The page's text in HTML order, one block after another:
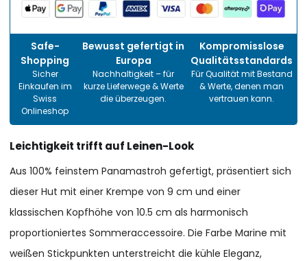
Safe-
Shopping
Sicher
Einkaufen im
Swiss
Onlineshop
Bewusst gefertigt in
Europa
Nachhaltigkeit – für
kurze Lieferwege & Werte
die überzeugen.
Kompromisslose
Qualitätsstandards
Für Qualität mit Bestand
& Werte, denen man
vertrauen kann.
Leichtigkeit trifft auf Leinen-Look
Aus 100% feinstem Panamastroh gefertigt, präsentiert sich
dieser Hut mit einer Krempe von 9 cm und einer
klassischen Kopfhöhe von 10.5 cm als harmonisch
proportioniertes Sommeraccessoire. Die Farbe Marine mit
weißen Stickpunkten unterstreicht die kühle Eleganz,